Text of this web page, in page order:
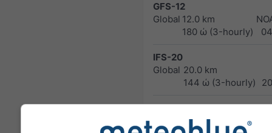
GFS-12
Global 12.0 km
180 ώ (3-hourly)
IFS-20
Global 20.0 km
144 ώ (3-hourly)
ICON-12
13.0 km